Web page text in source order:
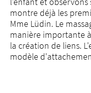
montre déjà les
Mme Lüdin. Le
manière importante
la création de liens.
modèle